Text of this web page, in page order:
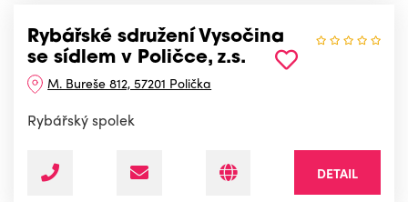
Rybářské sdružení Vysočina
se sídlem v Poličce, z.s.
M. Bureše 812, 57201 Polička
Rybářský spolek
DETAIL